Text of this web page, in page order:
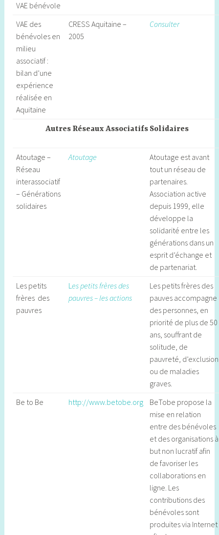
VAE bénévole
VAE des
bénévoles en
milieu
associatif :
bilan d’une
expérience
réalisée en
Aquitaine
CRESS Aquitaine –
2005
Consulter
Autres Réseaux Associatifs Solidaires
Atoutage –
Réseau
interassociatif
– Générations
solidaires
Atoutage
Atoutage est avant
tout un réseau de
partenaires.
Association active
depuis 1999, elle
développe la
solidarité entre les
générations dans un
esprit d’échange et
de partenariat.
Les petits
frères des
pauvres
Les petits frères des
pauvres – les actions
Les petits frères des
pauves accompagne
des personnes, en
priorité de plus de 50
ans, souffrant de
solitude, de
pauvreté, d’exclusion
ou de maladies
graves.
Be to Be
http://www.betobe.org
BeTobe propose la
mise en relation
entre des bénévoles
et des organisations à
but non lucratif afin
de favoriser les
collaborations en
ligne. Les
contributions des
bénévoles sont
produites via Internet